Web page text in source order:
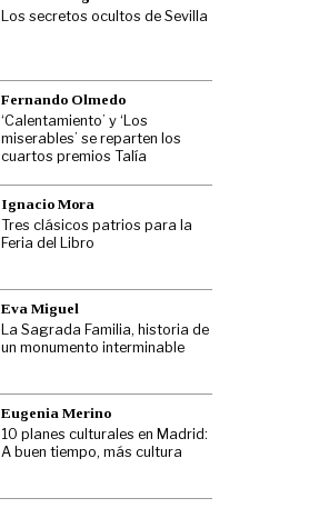
Los secretos ocultos de Sevilla
Fernando Olmedo
‘Calentamiento’ y ‘Los
miserables’ se reparten los
cuartos premios Talía
Ignacio Mora
Tres clásicos patrios para la
Feria del Libro
Eva Miguel
La Sagrada Familia, historia de
un monumento interminable
Eugenia Merino
10 planes culturales en Madrid:
A buen tiempo, más cultura